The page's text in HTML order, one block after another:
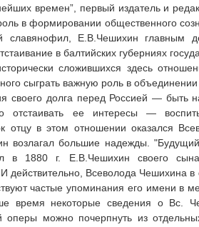
времен”, первый издатель и
в формировании общественного
славянофил, Е.В.Чешихин главным
в балтийских губерниях
сложившихся здесь
сыграть важную роль в объединении
своего долга перед Россией — быть
отстаивать ее интересы —
отцу в этом отношении оказался
возлагал большие надежды.
в 1880 г. Е.В.Чешихин своего
действительно, Всеволода Чешихина
частые упоминания его имени в
время некоторые сведения о Вс.
оперы можно почерпнуть из